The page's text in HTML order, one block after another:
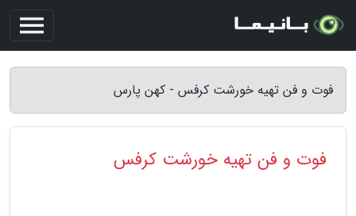
فوت و فن تهیه خورشت کرفس - کهن پارس
فوت و فن تهیه خورشت کرفس